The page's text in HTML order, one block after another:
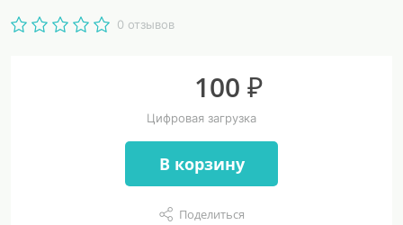
0 отзывов
100 ₽
Цифровая загрузка
В корзину
Поделиться